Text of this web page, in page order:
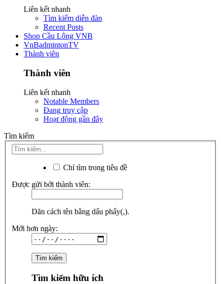
Liên kết nhanh
Tìm kiếm diễn đàn
Recent Posts
Shop Cầu Lông VNB
VnBadmintonTV
Thành viên
Thành viên
Liên kết nhanh
Notable Members
Đang truy cập
Hoạt động gần đây
Tìm kiếm
Chỉ tìm trong tiêu đề
Được gửi bởi thành viên:
Dãn cách tên bằng dấu phẩy(,).
Mới hơn ngày:
Tìm kiếm hữu ích